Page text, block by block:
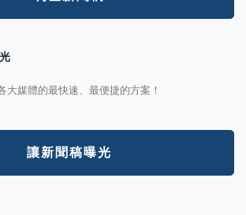
大媒體的最快速、最便捷的方案！
讓新聞稿曝光